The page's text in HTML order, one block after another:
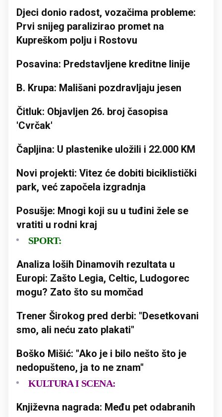
Djeci donio radost, vozačima probleme:
Prvi snijeg paralizirao promet na
Kupreškom polju i Rostovu
Posavina: Predstavljene kreditne linije
B. Krupa: Mališani pozdravljaju jesen
Čitluk: Objavljen 26. broj časopisa
'Cvrčak'
Čapljina: U plastenike uložili i 22.000 KM
Novi projekti: Vitez će dobiti biciklistički
park, već započela izgradnja
Posušje: Mnogi koji su u tuđini žele se
vratiti u rodni kraj
SPORT:
Analiza loših Dinamovih rezultata u
Europi: Zašto Legia, Celtic, Ludogorec
mogu? Zato što su momčad
Trener Širokog pred derbi: "Desetkovani
smo, ali neću zato plakati"
Boško Mišić: "Ako je i bilo nešto što je
nedopušteno, ja to ne znam"
KULTURA I SCENA:
Književna nagrada: Među pet odabranih